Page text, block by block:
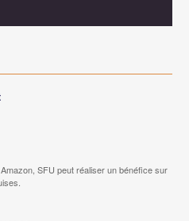
SFU peut réaliser un bénéfice sur